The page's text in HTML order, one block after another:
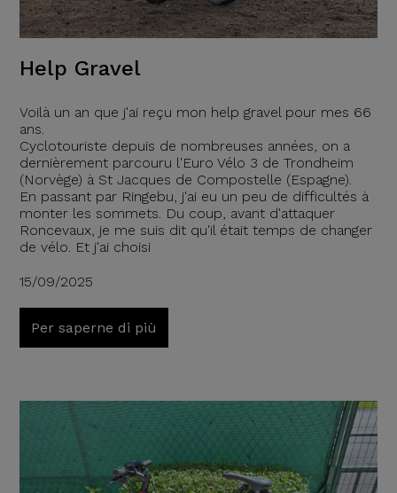
Help Gravel
Voilà un an que j'ai reçu mon help gravel pour mes 66
ans.
Cyclotouriste depuis de nombreuses années, on a
dernièrement parcouru l'Euro Vélo 3 de Trondheim
(Norvège) à St Jacques de Compostelle (Espagne).
En passant par Ringebu, j'ai eu un peu de difficultés à
monter les sommets. Du coup, avant d'attaquer
Roncevaux, je me suis dit qu'il était temps de changer
de vélo. Et j'ai choisi
15/09/2025
Per saperne di più